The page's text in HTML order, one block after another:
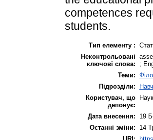
competences
students.
Тип елементу :
Неконтрольовані
ключові слова:
;
Теми:
Підрозділи:
Користувач, що
депонує:
Дата внесення:
19
Останні зміни:
14